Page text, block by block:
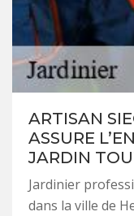
ARTISAN
ASSURE
JARDIN
Jardinier
dans la ville de